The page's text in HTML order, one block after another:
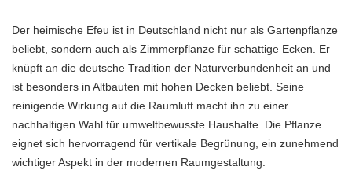
Der heimische Efeu ist in Deutschland nicht nur als Gartenpflanze
beliebt, sondern auch als Zimmerpflanze für schattige Ecken. Er
knüpft an die deutsche Tradition der Naturverbundenheit an und
ist besonders in Altbauten mit hohen Decken beliebt. Seine
reinigende Wirkung auf die Raumluft macht ihn zu einer
nachhaltigen Wahl für umweltbewusste Haushalte. Die Pflanze
eignet sich hervorragend für vertikale Begrünung, ein zunehmend
wichtiger Aspekt in der modernen Raumgestaltung.